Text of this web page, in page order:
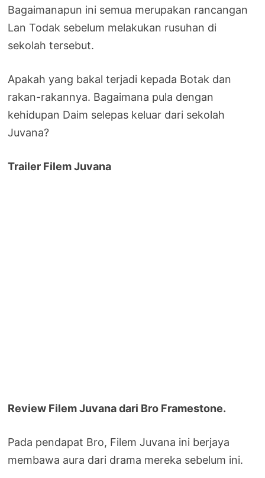
Bagaimanapun ini semua merupakan rancangan
Lan Todak sebelum melakukan rusuhan di
sekolah tersebut.
Apakah yang bakal terjadi kepada Botak dan
rakan-rakannya. Bagaimana pula dengan
kehidupan Daim selepas keluar dari sekolah
Juvana?
Trailer Filem Juvana
Review Filem Juvana dari Bro Framestone.
Pada pendapat Bro, Filem Juvana ini berjaya
membawa aura dari drama mereka sebelum ini.